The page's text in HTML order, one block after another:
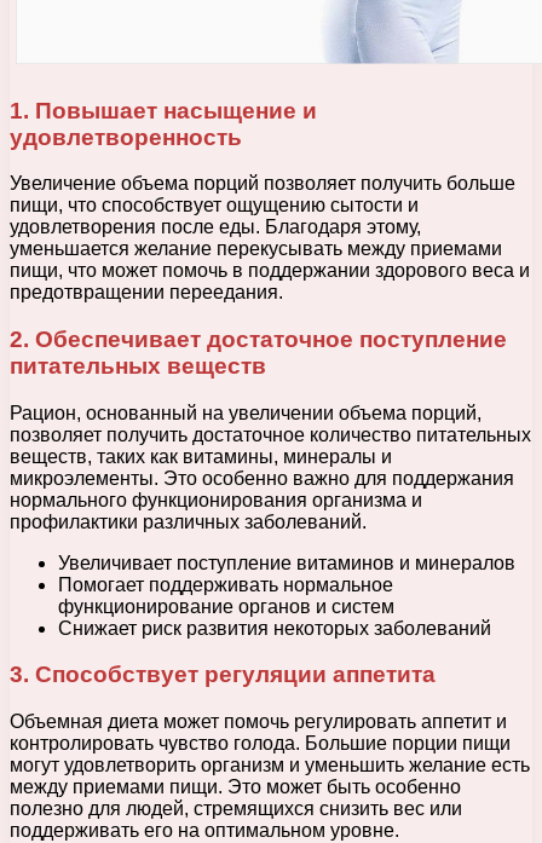
1. Повышает насыщение и
удовлетворенность
Увеличение объема порций позволяет получить больше
пищи, что способствует ощущению сытости и
удовлетворения после еды. Благодаря этому,
уменьшается желание перекусывать между приемами
пищи, что может помочь в поддержании здорового веса и
предотвращении переедания.
2. Обеспечивает достаточное поступление
питательных веществ
Рацион, основанный на увеличении объема порций,
позволяет получить достаточное количество питательных
веществ, таких как витамины, минералы и
микроэлементы. Это особенно важно для поддержания
нормального функционирования организма и
профилактики различных заболеваний.
Увеличивает поступление витаминов и минералов
Помогает поддерживать нормальное
функционирование органов и систем
Снижает риск развития некоторых заболеваний
3. Способствует регуляции аппетита
Объемная диета может помочь регулировать аппетит и
контролировать чувство голода. Большие порции пищи
могут удовлетворить организм и уменьшить желание есть
между приемами пищи. Это может быть особенно
полезно для людей, стремящихся снизить вес или
поддерживать его на оптимальном уровне.